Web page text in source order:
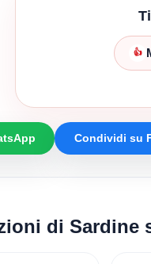
👍
Condividi su
di Sardine